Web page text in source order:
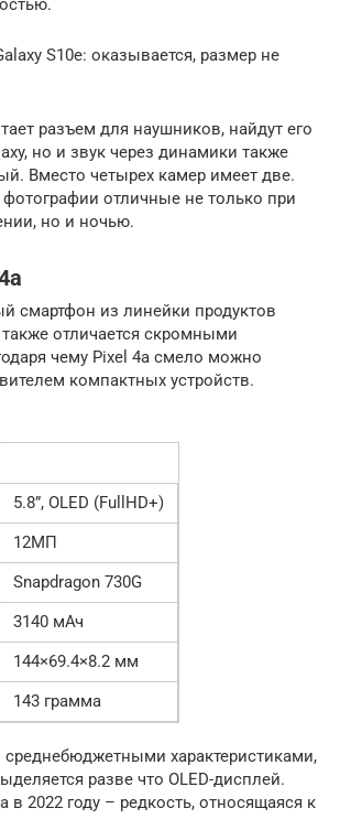
S10e: оказывается, размер не
разъем для наушников, найдут его
но и звук через динамики также
Вместо четырех камер имеет две.
отличные не только при
но и ночью.
смартфон из линейки продуктов
отличается скромными
чему Pixel 4a смело можно
компактных устройств.
5.8”, OLED (FullHD+)
12МП
Snapdragon 730G
3140 мАч
144×69.4×8.2 мм
143 грамма
характеристиками,
разве что OLED-дисплей.
в 2022 году – редкость, относящаяся к